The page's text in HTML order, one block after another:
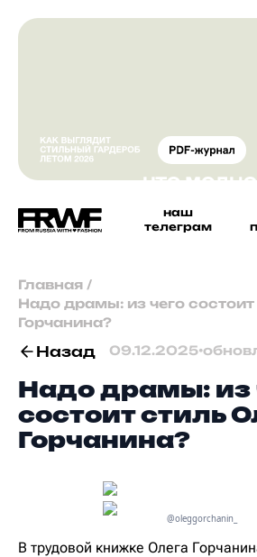
наш
телеграм
Главная /
Надо драмы: из чего
Горчанина?
Назад 09.12.2025•
Надо драмы: из
состоит стиль
Горчанина?
@oleggorchanin_
В трудовой книжке Олега